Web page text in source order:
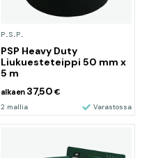
P.S.P.
PSP Heavy Duty
Liukuesteteippi 50 mm x
5 m
alkaen 37,50 €
2 mallia Varastossa